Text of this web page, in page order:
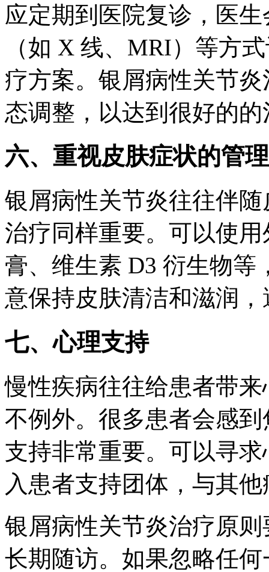
应定期到医院复诊，医
（如 X 线、MRI）等方
疗方案。银屑病性关节
态调整，以达到很好的
六、重视皮肤症状的管理
银屑病性关节炎往往伴
治疗同样重要。可以使
膏、维生素 D3 衍生物等
意保持皮肤清洁和滋润
七、心理支持
慢性疾病往往给患者带
不例外。很多患者会感
支持非常重要。可以寻
入患者支持团体，与其
银屑病性关节炎治疗原
长期随访。如果忽略任